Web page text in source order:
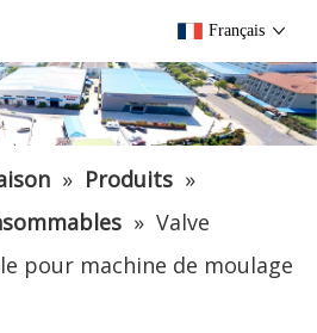
Français
» Produits »
» Valve
pour machine de moulage